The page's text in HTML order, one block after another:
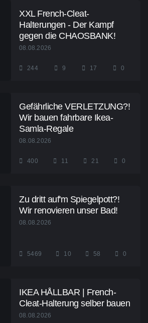
XXL French-Cleat-
Halterungen - Der Kampf
gegen die CHAOSBANK!
08.08.2026
244 9 17 0
Gefährliche VERLETZUNG?!
Wir bauen fahrbare Ikea-
Samla-Regale
08.08.2026
400 11 21 0
Zu dritt auf'm Spiegelpott?!
Wir renovieren unser Bad!
08.08.2026
5469 10 58 0
IKEA HÅLLBAR | French-
Cleat-Halterung selber bauen
08.08.2026